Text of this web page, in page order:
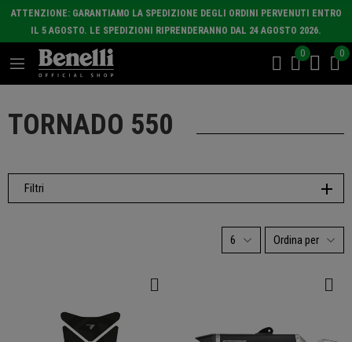
ATTENZIONE: GARANTIAMO LA SPEDIZIONE DEGLI ORDINI PERVENUTI ENTRO
IL 5 AGOSTO. LE SPEDIZIONI RIPRENDERANNO DAL 24 AGOSTO 2026.
0 0
TORNADO 550
Filtri
6 Ordina per